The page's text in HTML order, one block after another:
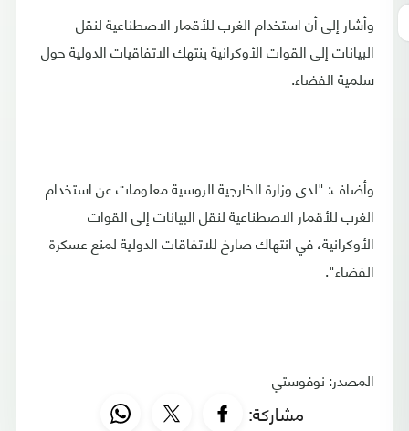
وأشار إلى أن استخدام الغرب للأقمار الاصطناعية لنقل
البيانات إلى القوات الأوكرانية ينتهك الاتفاقيات الدولية حول
سلمية الفضاء.
وأضاف: "لدى وزارة الخارجية الروسية معلومات عن استخدام
الغرب للأقمار الاصطناعية لنقل البيانات إلى القوات
الأوكرانية، في انتهاك صارخ للاتفاقات الدولية لمنع عسكرة
الفضاء".
المصدر: نوفوستي
مشاركة: